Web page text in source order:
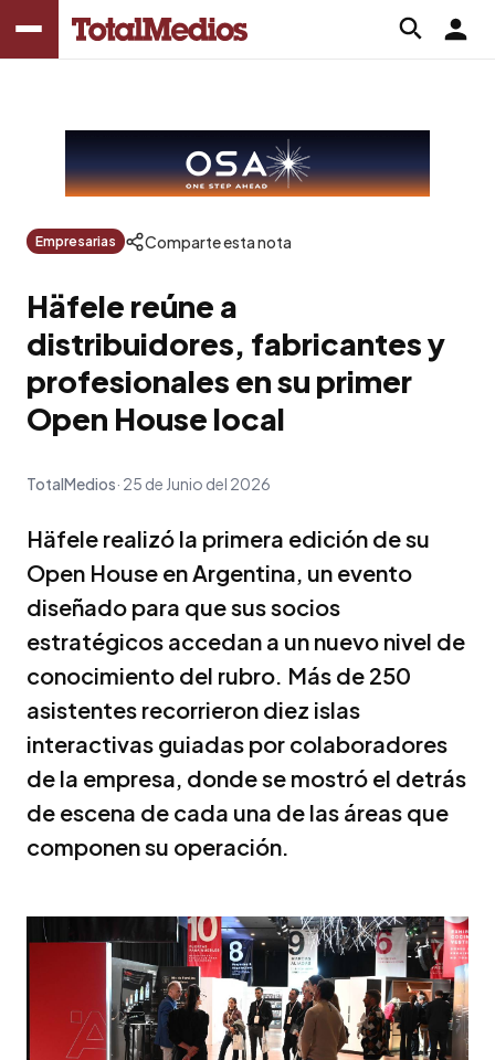
Empresarias Comparte esta nota
Häfele reúne a
distribuidores, fabricantes y
profesionales en su primer
Open House local
TotalMedios 25 de Junio del 2026
Häfele realizó la primera edición de su
Open House en Argentina, un evento
diseñado para que sus socios
estratégicos accedan a un nuevo nivel de
conocimiento del rubro. Más de 250
asistentes recorrieron diez islas
interactivas guiadas por colaboradores
de la empresa, donde se mostró el detrás
de escena de cada una de las áreas que
componen su operación.